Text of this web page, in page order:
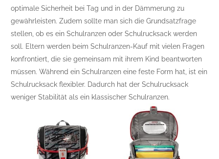
optimale Sicherheit bei Tag und in der Dämmerung zu
gewährleisten. Zudem sollte man sich die Grundsatzfrage
stellen, ob es ein Schulranzen oder Schulrucksack werden
soll. Eltern werden beim Schulranzen-Kauf mit vielen Fragen
konfrontiert, die sie gemeinsam mit ihrem Kind beantworten
müssen. Während ein Schulranzen eine feste Form hat, ist ein
Schulrucksack flexibler. Dadurch hat der Schulrucksack
weniger Stabilität als ein klassischer Schulranzen.